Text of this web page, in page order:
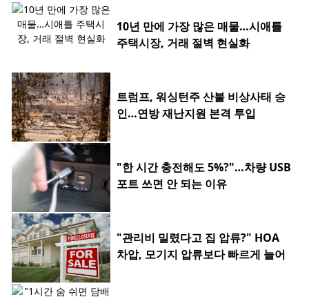
10년 만에 가장 많은 매물…시애틀
주택시장, 거래 절벽 현실화
트럼프, 워싱턴주 산불 비상사태 승
인…연방 재난지원 본격 투입
"한 시간 충전해도 5%?"…차량 USB
포트 쓰면 안 되는 이유
"관리비 밀렸다고 집 압류?" HOA
차압, 모기지 압류보다 빠르게 늘어